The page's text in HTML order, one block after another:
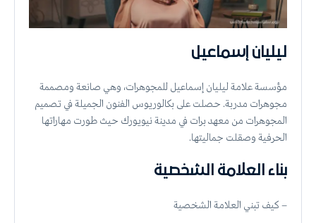
ليليان إسماعيل
مؤسسة علامة ليليان إسماعيل للمجوهرات، وهي صانعة ومصممة
مجوهرات مدربة. حصلت على بكالوريوس الفنون الجميلة في تصميم
المجوهرات من معهد برات في مدينة نيويورك حيث طورت مهاراتها
الحرفية وصقلت جماليتها.
بناء العلامة الشخصية
– كيف تبني العلامة الشخصية